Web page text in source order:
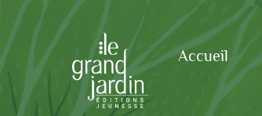
Skip
content
Accueil